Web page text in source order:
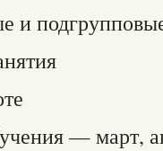
и
— март,